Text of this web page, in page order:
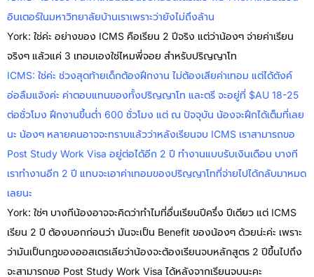
อินเตอร์ในมหาวิทยาลัยบ้านเราเพราะว่ายังไม่ถึงล้าน
York: ใช่ค่ะ อย่างของ ICMS คือเรียน 2 ปีจริง แต่ว่าน้องๆ จ่ายค่าเรียน
จริงๆ แล้วแค่ 3 เทอมเองใช่ไหมพี่จอย สำหรับปริญญาโท
ICMS: ใช่ค่ะ ช่วงสุดท้ายเด็กต้องฝึกงาน ไม่ต้องเสียค่าเทอม แต่ได้ตังค์
อ่อลืมแจ้งค่ะ ค่าตอบแทนของทั้งปริญญาโท และตรี จะอยู่ที่ $AU 18-25
ต่อชั่วโมง ฝึกงานขึ้นต่ำ 600 ชั่วโมง แต่ ณ ปัจจุบัน น้องจะฝึกได้เต็มที่เลย
นะ น้องๆ หลายคนอาจจะทราบแล้วว่าหลังเรียนจบ ICMS เราสามารถขอ
Post Study Work Visa อยู่ต่อได้อีก 2 ปี ทำงานแบบรับเงินเดือน บางที
เราทำงานอีก 2 ปี แทบจะเอาค่าเทอมของปริญญาโทที่จ่ายไปได้กลับมาหมด
เลยนะ
York: ใช่ๆ บางทีน้องอาจจะคิดว่าทำไมที่อื่นเรียนปีครึ่ง ปีเดียว แต่ ICMS
เรียน 2 ปี ต้องบอกก่อนว่า มันจะเป็น Benefit ของน้องๆ ด้วยน่ะค่ะ เพราะ
ว่ามันเป็นกฎของออสเตรเลียว่าน้องจะต้องเรียนจบหลักสูตร 2 ปีขึ้นไปถึง
จะสามารถขอ Post Study Work Visa ได้หลังจากเรียนจบนะคะ